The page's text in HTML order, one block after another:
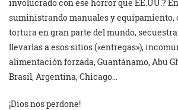
involucrado con ese horror que EE.UU.?
suministrando manuales y equipamiento,
tortura en gran parte del mundo,
llevarlas a esos sitios («entregas»),
alimentación forzada, Guantánamo, Abu
Brasil, Argentina, Chicago…
¡Dios nos perdone!